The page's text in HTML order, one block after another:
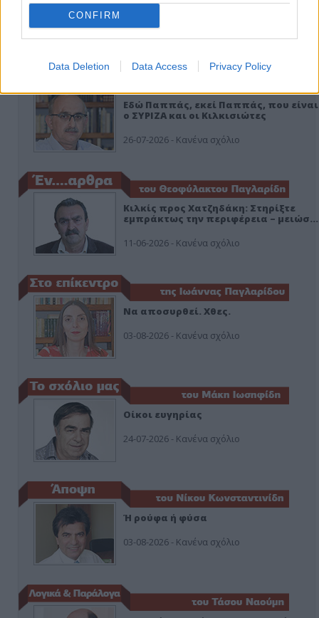
CONFIRM
Data Deletion Data Access Privacy Policy
Εδώ Παππάς, εκεί Παππάς, που είναι
ο ΣΥΡΙΖΑ και οι Κιλκισιώτες
26-07-2026 - Κανένα σχόλιο
Κιλκίς προς Χατζηδάκη: Στηρίξτε
εμπράκτως την περιφέρεια – μειώσ…
11-06-2026 - Κανένα σχόλιο
Να αποσυρθεί. Χθες.
03-08-2026 - Κανένα σχόλιο
Οίκοι ευγηρίας
24-07-2026 - Κανένα σχόλιο
Ή ρούφα ή φύσα
03-08-2026 - Κανένα σχόλιο